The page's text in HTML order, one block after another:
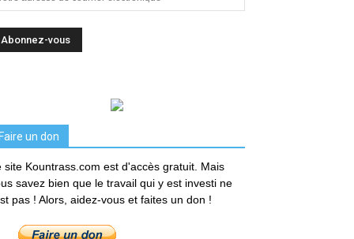
Faire un don
site Kountrass.com est d'accès gratuit. Mais
savez bien que le travail qui y est investi ne
pas ! Alors, aidez-vous et faites un don !